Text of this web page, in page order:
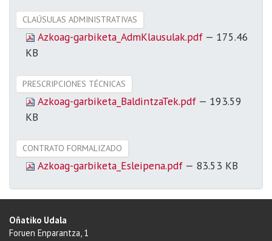
CLAÚSULAS ADMINISTRATIVAS
Azkoag-garbiketa_AdmKlausulak.pdf — 175.46
KB
PRESCRIPCIONES TÉCNICAS
Azkoag-garbiketa_BaldintzaTek.pdf — 193.59
KB
CONTRATO FORMALIZADO
Azkoag-garbiketa_Esleipena.pdf — 83.53 KB
Oñatiko Udala
Foruen Enparantza, 1